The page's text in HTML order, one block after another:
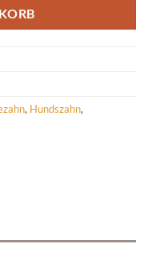
, Hundszahn,